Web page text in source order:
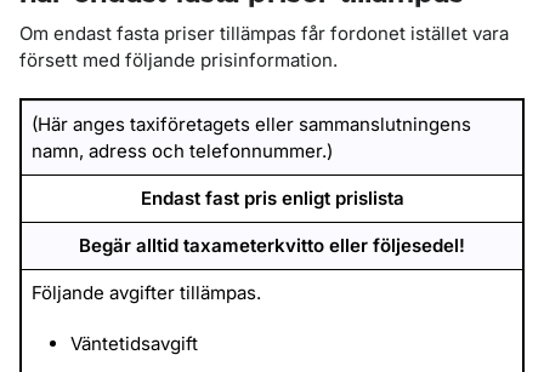
Om endast fasta priser tillämpas får fordonet istället vara
försett med följande prisinformation.
(Här anges taxiföretagets eller sammanslutningens
namn, adress och telefonnummer.)
Endast fast pris enligt prislista
Begär alltid taxameterkvitto eller följesedel!
Följande avgifter tillämpas.
Väntetidsavgift